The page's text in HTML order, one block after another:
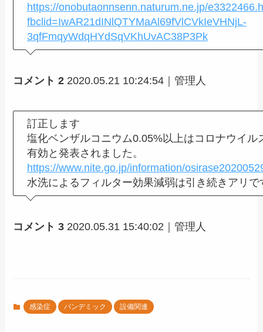
https://onobutaonnsenn.naturum.ne.jp/
fbclid=IwAR21dINlQTYMaAl69fVlCVkIeVHNjL-
3qfFmqyWdqHYdSqVKhUvAC38P3Pk
コメント 2 2020.05.21 10:24:54｜管理人
訂正します
塩化ベンザルコニウム0.05%以上はコロナウイル
有効と発表されました。
https://www.nite.go.jp/information/
水洗によるフィルター効果減弱は引き続きアリで
コメント 3 2020.05.31 15:40:02｜管理人
感染症 パンデミック 設備関連